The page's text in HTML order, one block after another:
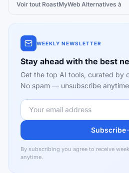
Voir tout RoastMyWeb Alternatives à
WEEKLY NEWSLETTER
Stay ahead with the best
Get the top AI tools, curated by
No spam — unsubscribe
Subscribe
By subscribing you agree to receive
anytime.